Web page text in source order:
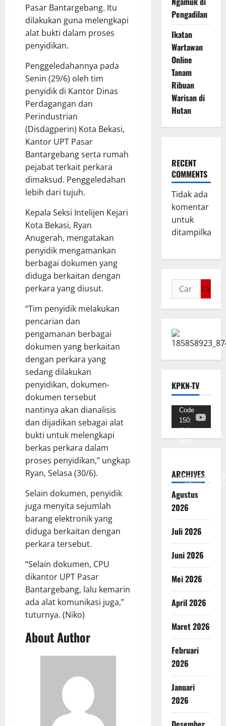
Pasar Bantargebang. Itu
dilakukan guna melengkapi
alat bukti dalam proses
penyidikan.
Penggeledahannya pada
Senin (29/6) oleh tim
penyidik di Kantor Dinas
Perdagangan dan
Perindustrian
(Disdagperin) Kota Bekasi,
Kantor UPT Pasar
Bantargebang serta rumah
pejabat terkait perkara
dimaksud. Penggeledahan
lebih dari tujuh.
Kepala Seksi Intelijen Kejari
Kota Bekasi, Ryan
Anugerah, mengatakan
penyidik mengamankan
berbagai dokumen yang
diduga berkaitan dengan
perkara yang diusut.
“Tim penyidik melakukan
pencarian dan
pengamanan berbagai
dokumen yang berkaitan
dengan perkara yang
sedang dilakukan
penyidikan, dokumen-
dokumen tersebut
nantinya akan dianalisis
dan dijadikan sebagai alat
bukti untuk melengkapi
berkas perkara dalam
proses penyidikan,” ungkap
Ryan, Selasa (30/6).
Selain dokumen, penyidik
juga menyita sejumlah
barang elektronik yang
diduga berkaitan dengan
perkara tersebut.
“Selain dokumen, CPU
dikantor UPT Pasar
Bantargebang, lalu kemarin
ada alat komunikasi juga,”
tuturnya. (Niko)
About Author
Pengadilan
Ikatan
Wartawan
Online
Tanam
Ribuan
Warisan di
Hutan
RECENT
COMMENTS
Tidak ada
komentar
untuk
ditampilkan.
KPKN-TV
Pemutar
Video
Code
150:
Unknown
error.
https://
ARCHIVES
Agustus
2026
Juli 2026
Juni 2026
Mei 2026
April 2026
Maret 2026
Februari
2026
Januari
2026